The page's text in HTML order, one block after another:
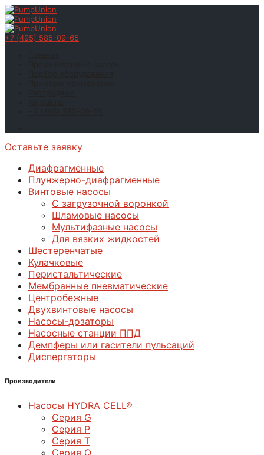
+7 (495) 585-09-65
Оставьте заявку
Диафрагменные
Плунжерно-диафрагменные
Винтовые насосы
С загрузочной воронкой
Шламовые насосы
Мультифазные насосы
Для вязких жидкостей
Шестеренчатые
Кулачковые
Перистальтические
Мембранные пневматические
Центробежные
Двухвинтовые насосы
Насосы-дозаторы
Насосные станции ППД
Демпферы или гасители пульсаций
Диспергаторы
Производители
Насосы HYDRA CELL®
Серия G
Серия P
Серия T
Серия Q